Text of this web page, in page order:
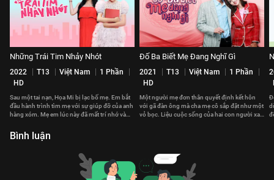
Những Trái Tim Nhảy Nhót
2022 T13 Việt Nam
1 Phần
HD
Sau một tai nạn, Họa Mi bị lạc bố mẹ. Em bắt
đầu hành trình tìm mẹ với sự giúp đỡ của anh
hàng xóm. Mẹ em lúc này đã mất trí nhớ và
Đố Ba Biết Mẹ Đang Nghĩ Gì
2021 T13 Việt Nam
1 Phần
HD
Một người mẹ đơn thân quyết định kết hôn
với gã đàn ông mà cha mẹ cô sắp đặt như một
vỏ bọc. Liệu cuộc sống của hai con người xa
Bình luận